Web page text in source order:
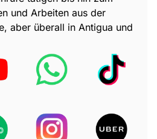
und Arbeiten aus der
aber überall in Antigua und